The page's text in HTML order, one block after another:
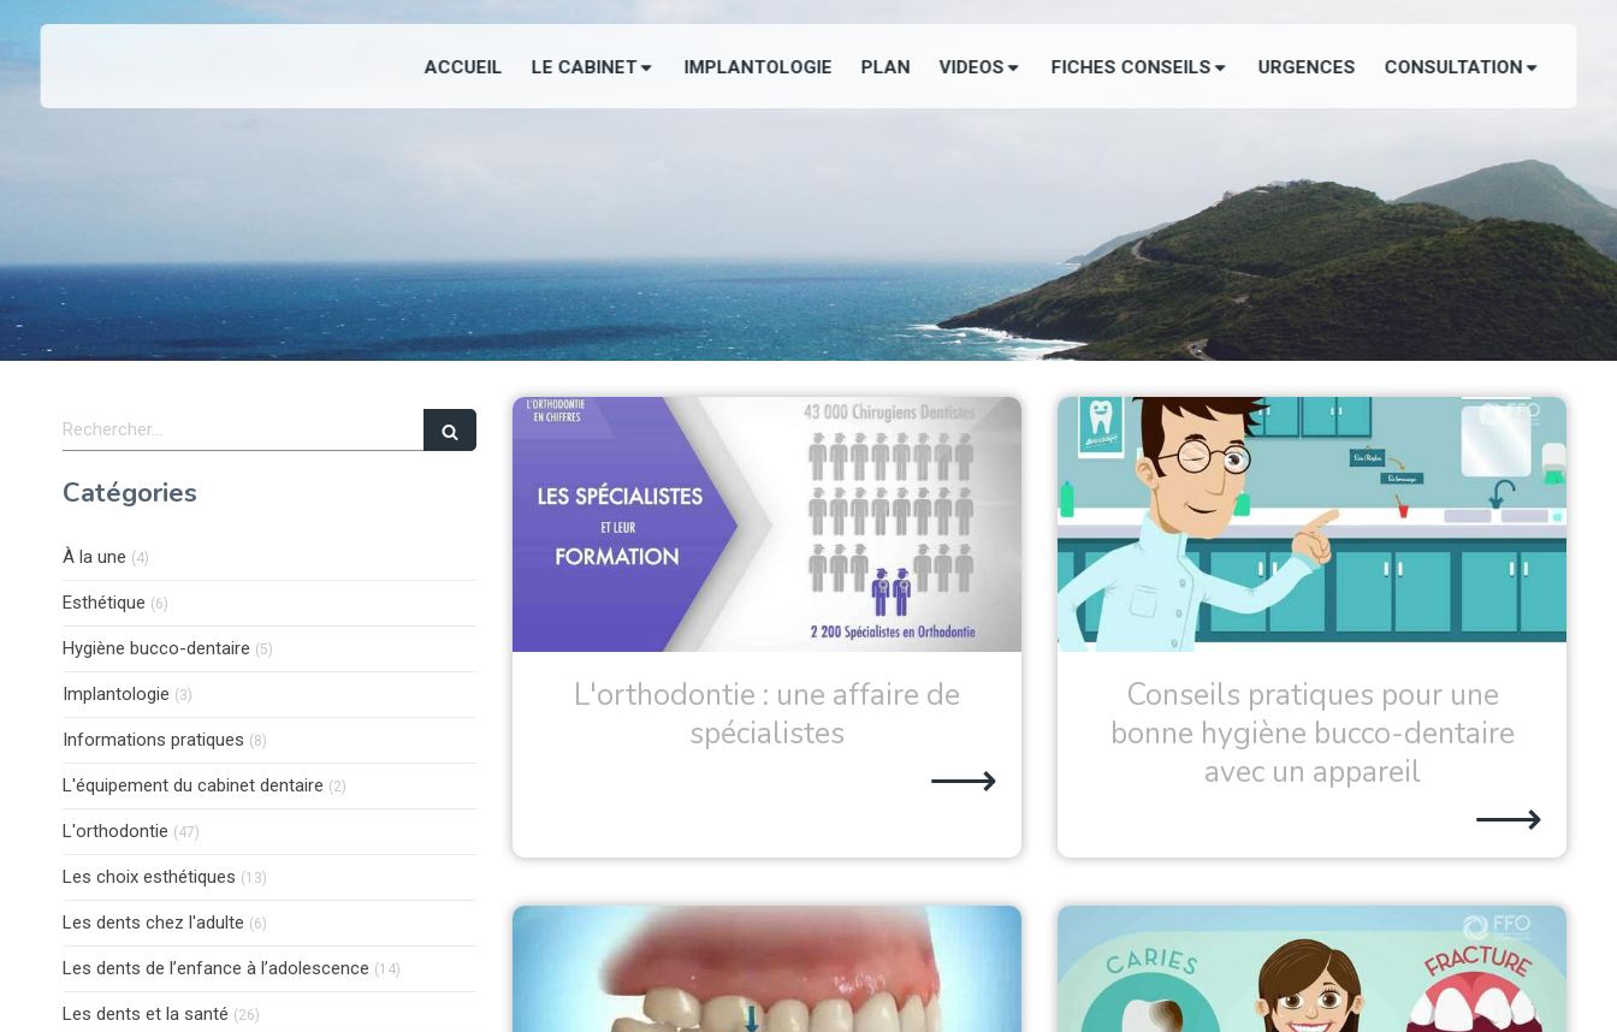
ACCUEIL LE CABINET IMPLANTOLOGIE PLAN VIDEOS FICHES CONSEILS URGENCES CONSULTATION
L'orthodontie
L'orthodontie : une affaire de
spécialistes
⟶
Conseils pratiques pour une
bonne hygiène bucco-dentaire
avec un appareil
⟶
Rechercher
Catégories
À la une (4)
Esthétique (6)
Hygiène bucco-dentaire (5)
Implantologie (3)
Informations pratiques (8)
L'équipement du cabinet dentaire (2)
L'orthodontie (47)
Les choix esthétiques (13)
Les dents chez l'adulte (6)
Les dents de l’enfance à l’adolescence (14)
Les dents et la santé (26)